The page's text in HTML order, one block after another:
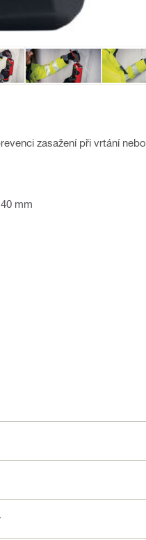
zasažení při vrtání nebo
mm